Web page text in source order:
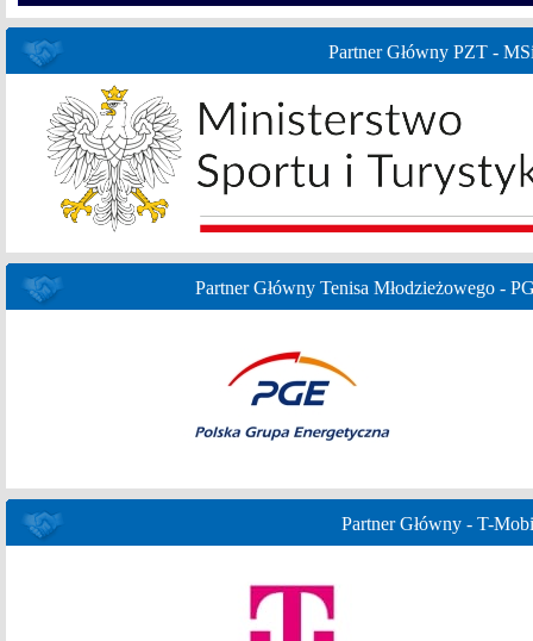
Partner Główny PZT -
Partner Główny Tenisa Młodzieżowego -
Partner Główny - T-